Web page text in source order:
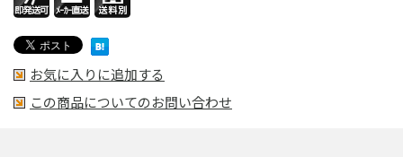
お気に入りに追加する
この商品についてのお問い合わせ